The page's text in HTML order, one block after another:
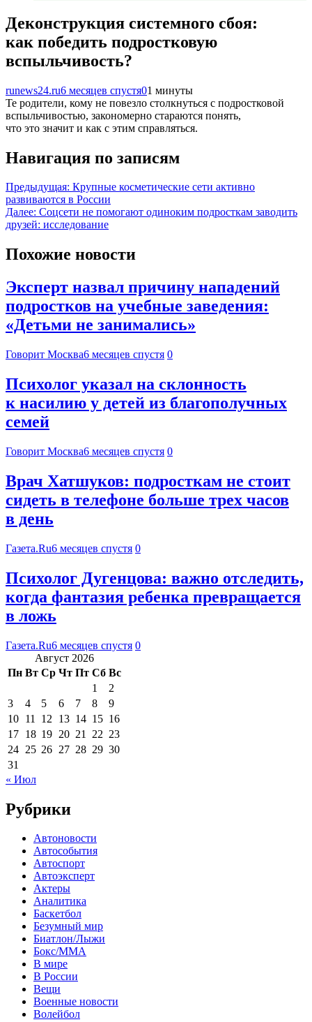
Деконструкция системного сбоя:
как победить подростковую
вспыльчивость?
runews24.ru6 месяцев спустя01 минуты
Те родители, кому не повезло столкнуться с подростковой
вспыльчивостью, закономерно стараются понять,
что это значит и как с этим справляться.
Навигация по записям
Предыдущая: Крупные косметические сети активно
развиваются в России
Далее: Соцсети не помогают одиноким подросткам заводить
друзей: исследование
Похожие новости
Эксперт назвал причину нападений
подростков на учебные заведения:
«Детьми не занимались»
Говорит Москва6 месяцев спустя 0
Психолог указал на склонность
к насилию у детей из благополучных
семей
Говорит Москва6 месяцев спустя 0
Врач Хатшуков: подросткам не стоит
сидеть в телефоне больше трех часов
в день
Газета.Ru6 месяцев спустя 0
Психолог Дугенцова: важно отследить,
когда фантазия ребенка превращается
в ложь
Газета.Ru6 месяцев спустя 0
Август 2026
Пн Вт Ср Чт Пт Сб Вс
1
2
3
4 5 6 7 8
9
10 11 12 13 14 15 16
17 18 19 20 21 22 23
24 25 26 27 28 29 30
31
« Июл
Рубрики
Автоновости
Автособытия
Автоспорт
Автоэксперт
Актеры
Аналитика
Баскетбол
Безумный мир
Биатлон/Лыжи
Бокс/MMA
В мире
В России
Вещи
Военные новости
Волейбол